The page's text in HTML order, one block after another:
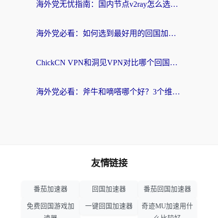
海外党无忧指南：国内节点v2ray怎么选？一键回国VPN+多场景实测帮你避坑
海外党必看：如何选到最好用的回国加速器？从节点到售后的全维度指南
ChickCN VPN和洞见VPN对比哪个回国效果更好？海外党亲测3款加速器+避坑指南
海外党必看：斧牛和嘀嗒哪个好？3个维度教你选对回国加速器
友情链接
番茄加速器 回国加速器 番茄回国加速器
免费回国游戏加
一键回国加速器
奇迹MU加速用什